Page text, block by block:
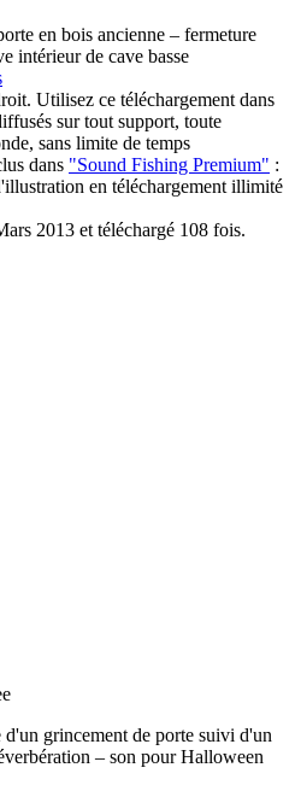
en bois ancienne – fermeture
intérieur de cave basse
Utilisez ce téléchargement dans
sur tout support, toute
sans limite de temps
dans "Sound Fishing Premium" :
en téléchargement illimité
2013 et téléchargé 108 fois.
grincement de porte suivi d'un
– son pour Halloween